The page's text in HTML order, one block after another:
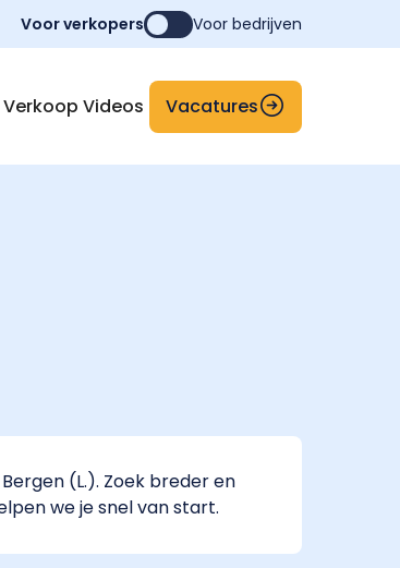
Voor verkopers Voor bedrijven
Verkoop Videos Vacatures
(L.). Zoek breder en
we je snel van start.